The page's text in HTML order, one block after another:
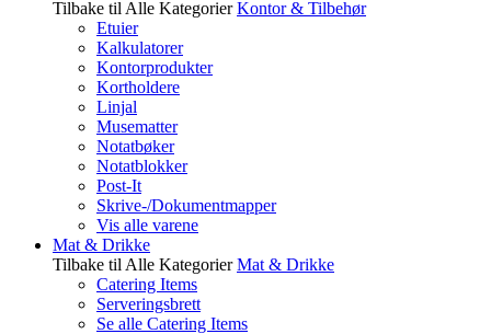
Tilbake til Alle Kategorier Kontor & Tilbehør
Etuier
Kalkulatorer
Kontorprodukter
Kortholdere
Linjal
Musematter
Notatbøker
Notatblokker
Post-It
Skrive-/Dokumentmapper
Vis alle varene
Mat & Drikke
Tilbake til Alle Kategorier Mat & Drikke
Catering Items
Serveringsbrett
Se alle Catering Items